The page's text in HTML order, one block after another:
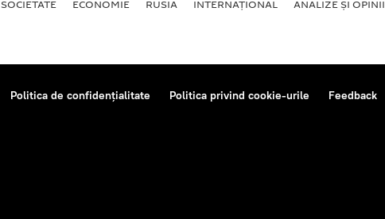
SOCIETATE ECONOMIE RUSIA INTERNAŢIONAL ANALIZE ȘI OPINII
Politica de confidențialitate Politica privind cookie-urile Feedback